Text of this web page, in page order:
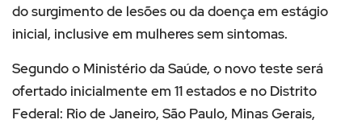
do surgimento de lesões ou da doença em estágio
inicial, inclusive em mulheres sem sintomas.
Segundo o Ministério da Saúde, o novo teste será
ofertado inicialmente em 11 estados e no Distrito
Federal: Rio de Janeiro, São Paulo, Minas Gerais,